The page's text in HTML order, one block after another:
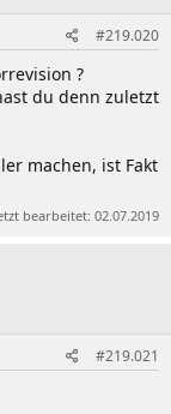
#219.020
?
du denn zuletzt
machen, ist Fakt
bearbeitet: 02.07.2019
#219.021